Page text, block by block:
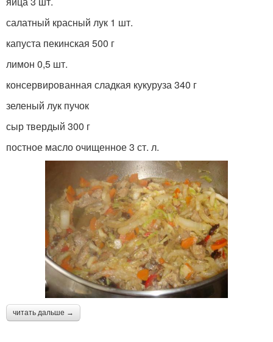
салатный красный лук 1 шт.
капуста пекинская 500 г
лимон 0,5 шт.
консервированная сладкая кукуруза 340 г
зеленый лук пучок
сыр твердый 300 г
постное масло очищенное 3 ст. л.
читать дальше →